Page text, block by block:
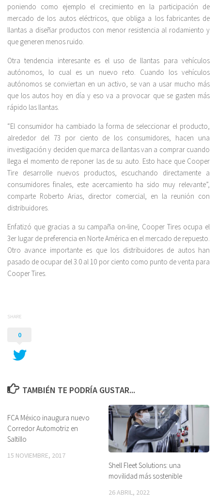
poniendo como ejemplo el crecimiento en la participación de
mercado de los autos eléctricos, que obliga a los fabricantes de
llantas a diseñar productos con menor resistencia al rodamiento y
que generen menos ruido.
Otra tendencia interesante es el uso de llantas para vehículos
autónomos, lo cual es un nuevo reto. Cuando los vehículos
autónomos se conviertan en un activo, se van a usar mucho más
que los autos hoy en día y eso va a provocar que se gasten más
rápido las llantas.
“El consumidor ha cambiado la forma de seleccionar el producto,
alrededor del 73 por ciento de los consumidores, hacen una
investigación y deciden que marca de llantas van a comprar cuando
llega el momento de reponer las de su auto. Esto hace que Cooper
Tire desarrolle nuevos productos, escuchando directamente a
consumidores finales, este acercamiento ha sido muy relevante”,
comparte Roberto Arias, director comercial, en la reunión con
distribuidores.
Enfatizó que gracias a su campaña on-line, Cooper Tires ocupa el
3er lugar de preferencia en Norte América en el mercado de repuesto.
Otro avance importante es que los distribuidores de autos han
pasado de ocupar del 3.0 al 10 por ciento como punto de venta para
Cooper Tires.
SHARE
0
TAMBIÉN TE PODRÍA GUSTAR...
FCA México inaugura nuevo
Corredor Automotriz en
Saltillo
15 NOVIEMBRE, 2017
Shell Fleet Solutions: una
movilidad más sostenible
26 ABRIL, 2022